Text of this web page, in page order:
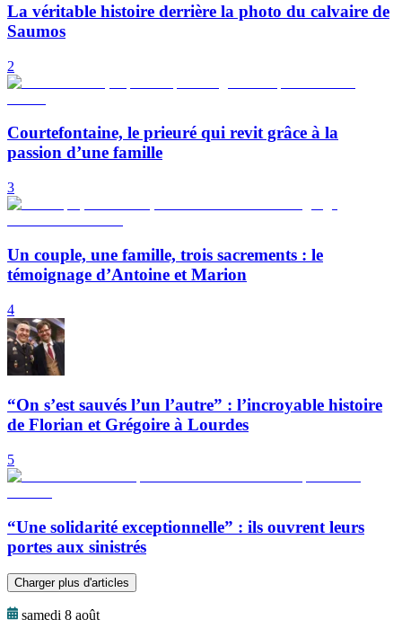
La véritable histoire derrière la photo du calvaire de
Saumos
2
Courtefontaine, le prieuré qui revit grâce à la
passion d’une famille
3
Un couple, une famille, trois sacrements : le
témoignage d’Antoine et Marion
4
“On s’est sauvés l’un l’autre” : l’incroyable histoire
de Florian et Grégoire à Lourdes
5
“Une solidarité exceptionnelle” : ils ouvrent leurs
portes aux sinistrés
Charger plus d'articles
samedi 8 août